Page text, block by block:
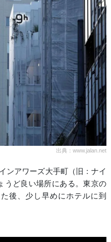
出典：www.jalan.net
ンアワーズ大手町（旧：ナイ
うど良い場所にある。東京の
後、少し早めにホテルに到